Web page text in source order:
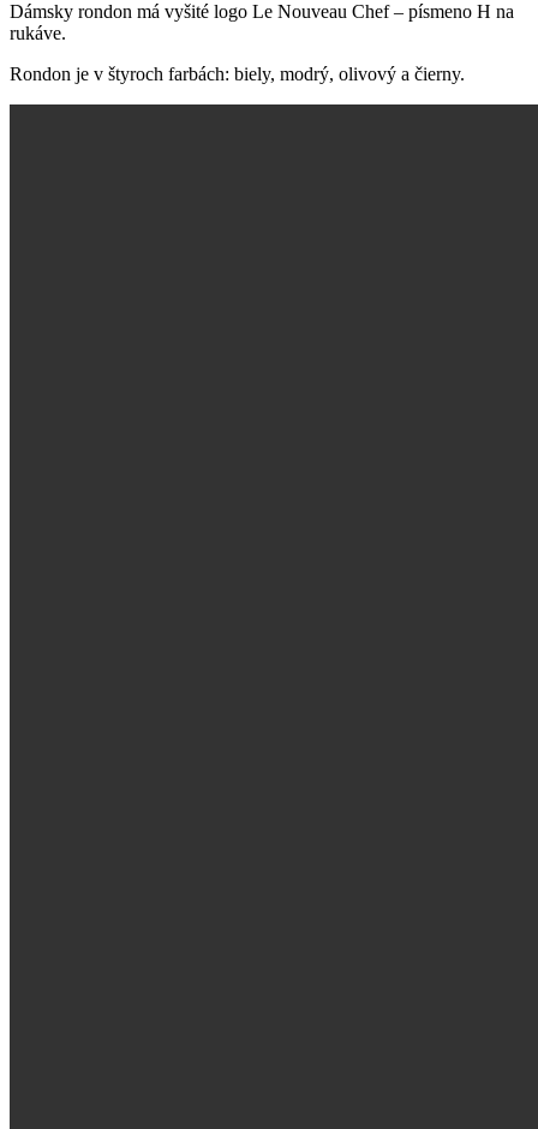
Dámsky rondon má vyšité logo Le Nouveau Chef – písmeno H na
rukáve.
Rondon je v štyroch farbách: biely, modrý, olivový a čierny.